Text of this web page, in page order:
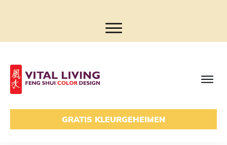
GRATIS KLEURGEHEIMEN